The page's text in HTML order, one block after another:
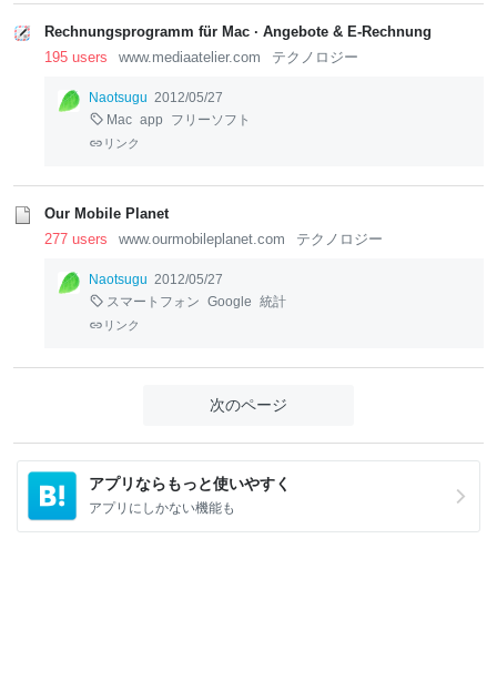
Rechnungsprogramm für Mac · Angebote & E-Rechnung
195 users
www.mediaatelier.com テクノロジー
Naotsugu 2012/05/27
Mac app フリーソフト
リンク
Our Mobile Planet
277 users
www.ourmobileplanet.com テクノロジー
Naotsugu 2012/05/27
スマートフォン Google 統計
リンク
次のページ
アプリならもっと使いやすく
アプリにしかない機能も